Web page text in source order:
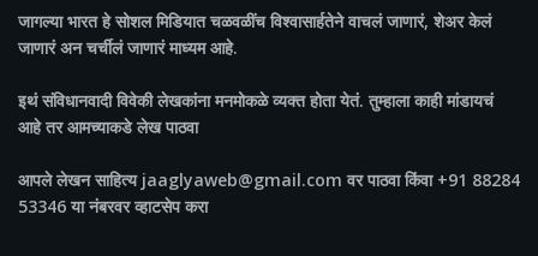
जागल्या भारतहे सोशल मिडियात चळवळींच विश्वासार्हतेने वाचलं जाणारं, शेअर केलं
जाणारं अन चर्चीलं जाणारं माध्यम आहे.
इथं संविधानवादी विवेकी लेखकांना मनमोकळे व्यक्त होता येतं. तुम्हाला काही मांडायचं
आहे तर आमच्याकडे लेख पाठवा
आपले लेखन साहित्य jaaglyaweb@gmail.com वर पाठवा किंवा +91 88284
53346 या नंबरवर व्हाटसेप करा